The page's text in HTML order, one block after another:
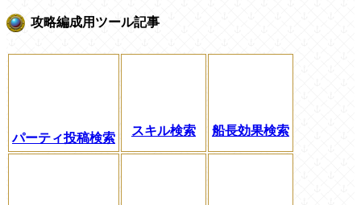
攻略編成用ツール記事
パーティ投稿検索
スキル検索 船長効果検索